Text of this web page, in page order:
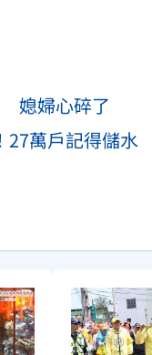
媳婦心碎了
萬戶記得儲水